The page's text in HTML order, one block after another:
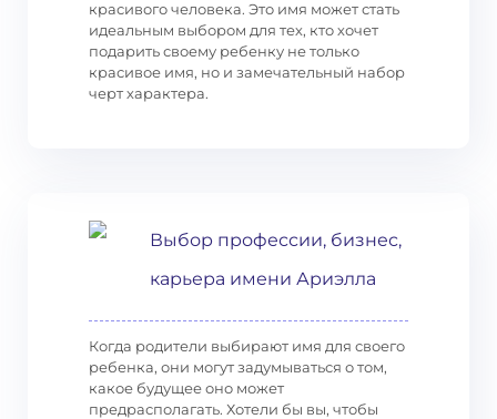
красивого человека. Это имя может стать
идеальным выбором для тех, кто хочет
подарить своему ребенку не только
красивое имя, но и замечательный набор
черт характера.
Выбор профессии, бизнес,
карьера имени Ариэлла
Когда родители выбирают имя для своего
ребенка, они могут задумываться о том,
какое будущее оно может
предрасполагать. Хотели бы вы, чтобы